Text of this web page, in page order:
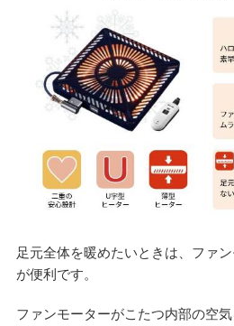
足元全体を暖めたいときは、ファ
が便利です。
ファンモーターがこたつ内部の空